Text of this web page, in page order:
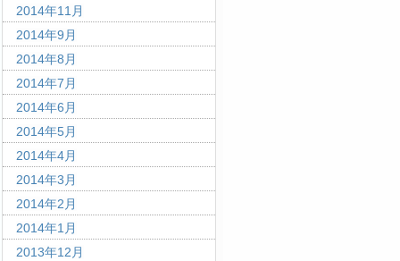
2014年11月
2014年9月
2014年8月
2014年7月
2014年6月
2014年5月
2014年4月
2014年3月
2014年2月
2014年1月
2013年12月